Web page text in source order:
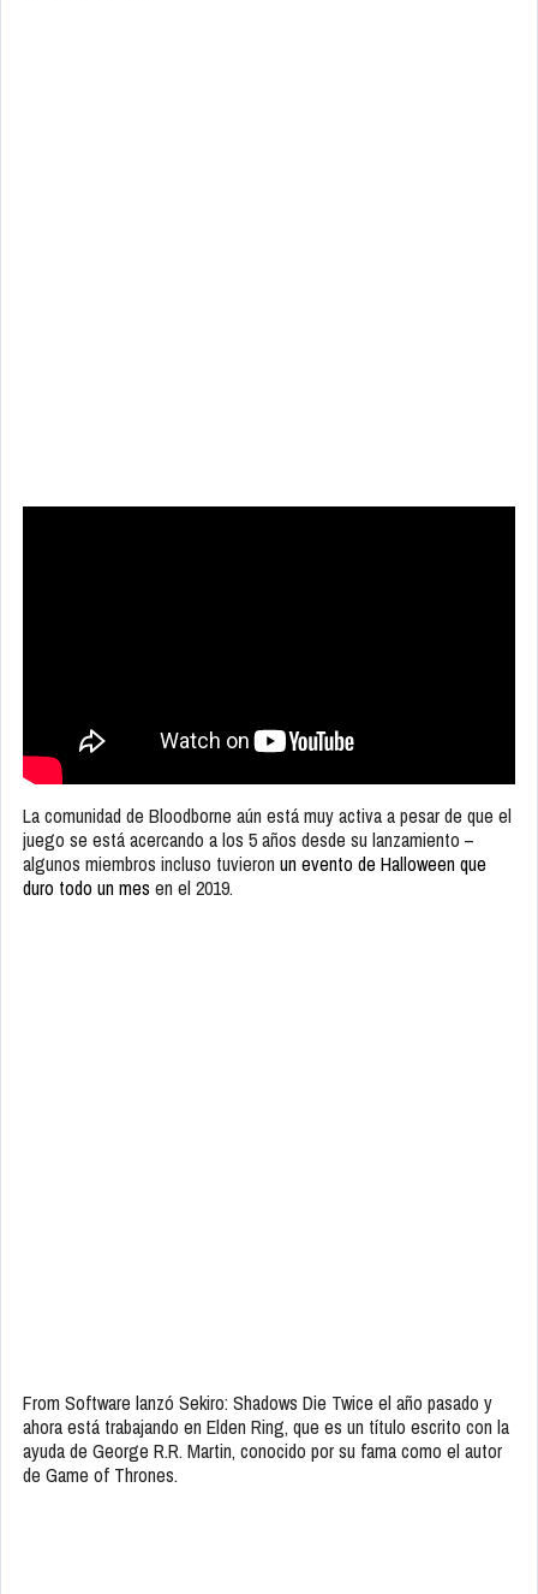
La comunidad de Bloodborne aún está muy activa a pesar de que el
juego se está acercando a los 5 años desde su lanzamiento –
algunos miembros incluso tuvieron un evento de Halloween que
duro todo un mes en el 2019.
From Software lanzó Sekiro: Shadows Die Twice el año pasado y
ahora está trabajando en Elden Ring, que es un título escrito con la
ayuda de George R.R. Martin, conocido por su fama como el autor
de Game of Thrones.